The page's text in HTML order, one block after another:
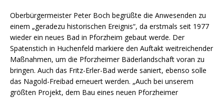
Oberbürgermeister Peter Boch begrüßte die Anwesenden zu
einem „geradezu historischen Ereignis“, da erstmals seit 1977
wieder ein neues Bad in Pforzheim gebaut werde. Der
Spatenstich in Huchenfeld markiere den Auftakt weitreichender
Maßnahmen, um die Pforzheimer Bäderlandschaft voran zu
bringen. Auch das Fritz-Erler-Bad werde saniert, ebenso solle
das Nagold-Freibad erneuert werden. „Auch bei unserem
größten Projekt, dem Bau eines neuen Pforzheimer